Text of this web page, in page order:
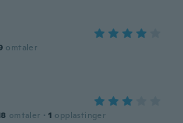
omtaler
omtaler · 1 opplastinger